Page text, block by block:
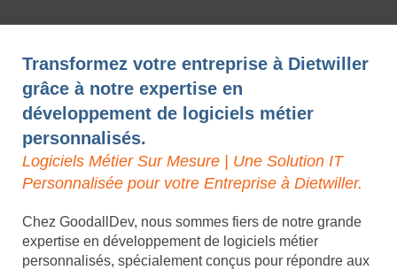
Transformez votre entreprise à Dietwiller
grâce à notre expertise en
développement de logiciels métier
personnalisés.
Logiciels Métier Sur Mesure | Une Solution IT
Personnalisée pour votre Entreprise à Dietwiller.
Chez GoodallDev, nous sommes fiers de notre grande
expertise en développement de logiciels métier
personnalisés, spécialement conçus pour répondre aux